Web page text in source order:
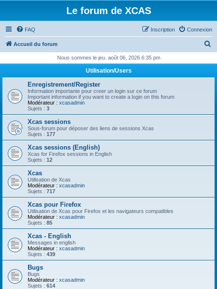
Le forum de XCAS
FAQ Connexion
Inscription
Accueil du forum
h
c
Nous sommes le jeu. août 06, 2026 6:35 pm
Utilisation/Users
Enregistrement/Register
Information importante pour creer un login sur ce forum
Important information if you want to create a login on this forum
Modérateur : xcasadmin
Sujets : 3
Xcas sessions
Sous-forum pour déposer des liens de sessions Xcas
Sujets : 177
Xcas sessions (English)
Xcas for Firefox sessions in English
Sujets : 12
Xcas
Utilisation de Xcas
Modérateur : xcasadmin
Sujets : 717
Xcas pour Firefox
Utilisation de Xcas pour Firefox et les navigateurs compatibles
Modérateur : xcasadmin
Sujets : 85
Xcas - English
Messages in english
Modérateur : xcasadmin
Sujets : 439
Bugs
Bugs
Modérateur : xcasadmin
Sujets : 614